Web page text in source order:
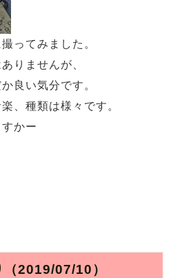
ってみました。
りませんが、
良い気分です。
、種類は様々です。
かー
（2019/07/10）